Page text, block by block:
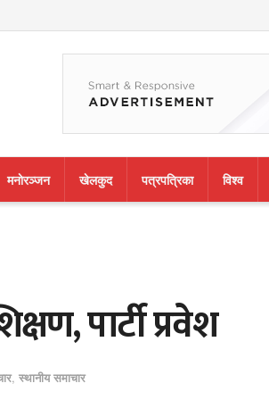
मनाेरञ्जन खेलकुद पत्रपत्रिका विश्व
पार्टी प्रवेश
, स्थानीय समाचार